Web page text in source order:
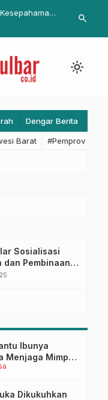
Kesehatan
Diskominfo
Fokuskan
search
light_mode
Dengar Berita
Barat #Pemprov
Sosialisasi
dan Pembinaan
Majene
Ibunya
Menjaga Mimpi
Cita-Cita
Dikukuhkan